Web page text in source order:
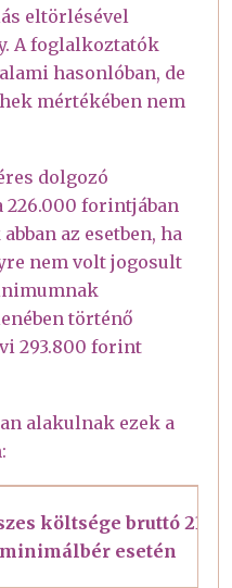
eltörlésével
A foglalkoztatók
hasonlóban, de
mértékében nem
dolgozó
forintjában
az esetben, ha
nem volt jogosult
történő
293.800 forint
alakulnak ezek a
költsége bruttó 232
minimálbér esetén